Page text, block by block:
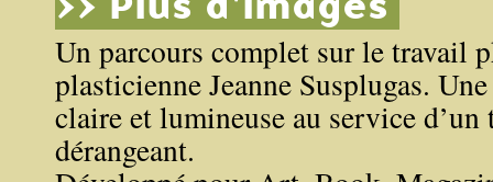
Un parcours complet sur le travail
plasticienne Jeanne Susplugas.
claire et lumineuse au service
dérangeant.